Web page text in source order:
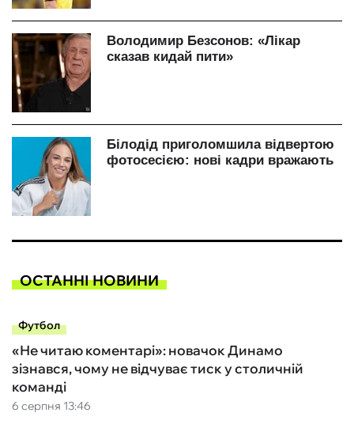
ОСТАННІ НОВИНИ
Футбол
6 серпня 13:46
«Не читаю коментарі»: новачок Динамо
зізнався, чому не відчуває тиск у столичній
команді